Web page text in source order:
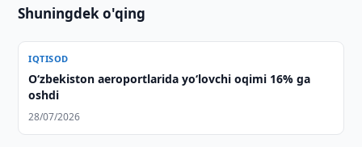
Shuningdek o'qing
IQTISOD
O‘zbekiston aeroportlarida yo‘lovchi oqimi 16% ga
oshdi
28/07/2026